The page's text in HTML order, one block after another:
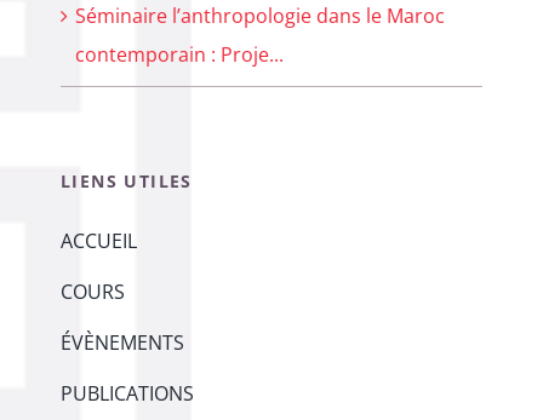
Séminaire l’anthropologie dans le Maroc
contemporain : Proje...
LIENS UTILES
ACCUEIL
COURS
ÉVÈNEMENTS
PUBLICATIONS